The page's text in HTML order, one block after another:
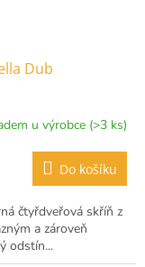
Dub
u výrobce (>3 ks)
Do košíku
čtyřdveřová skříň z
a zároveň
odstín...